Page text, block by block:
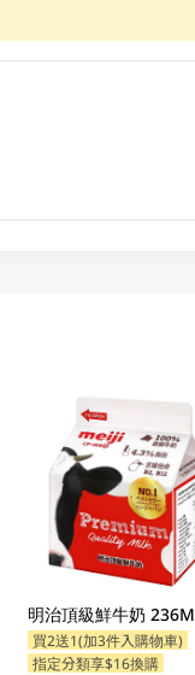
明治頂級鮮牛奶
買2送1(加3件入購物車)
指定分類享$16換購